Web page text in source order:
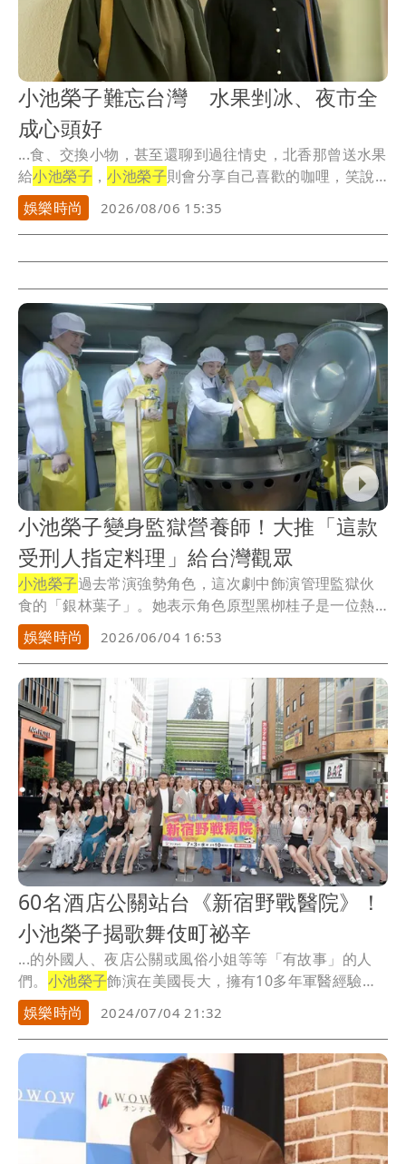
小池榮子難忘台灣 水果剉冰、夜市全
成心頭好
...食、交換小物，甚至還聊到過往情史，北香那曾送水果
給小池榮子 ，小池榮子則會分享自己喜歡的咖哩，笑說
只要...
娛樂時尚 2026/08/06 15:35
小池榮子變身監獄營養師！大推「這款
受刑人指定料理」給台灣觀眾
小池榮子過去常演強勢角色，這次劇中飾演管理監獄伙
食的「銀林葉子」。她表示角色原型黑栁桂子是一位熱
愛食...
娛樂時尚 2026/06/04 16:53
60名酒店公關站台《新宿野戰醫院》！
小池榮子揭歌舞伎町祕辛
...的外國人、夜店公關或風俗小姐等等「有故事」的人
們。 小池榮子飾演在美國長大，擁有10多年軍醫經驗的
神祕...
娛樂時尚 2024/07/04 21:32